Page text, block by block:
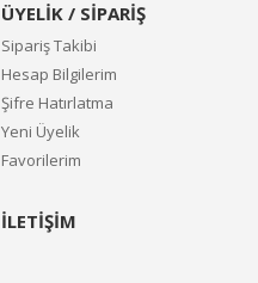
ÜYELİK / SİPARİŞ
Sipariş Takibi
Hesap Bilgilerim
Şifre Hatırlatma
Yeni Üyelik
Favorilerim
İLETİŞİM